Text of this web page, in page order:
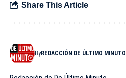
Share This Article
ByREDACCIÓN DE ÚLTIMO MINUTO